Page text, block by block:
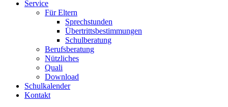
Service
Für Eltern
Sprechstunden
Übertrittsbestimmungen
Schulberatung
Berufsberatung
Nützliches
Quali
Download
Schulkalender
Kontakt